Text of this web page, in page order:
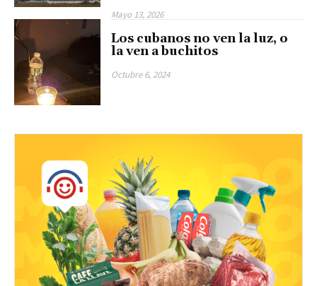
Mayo 13, 2026
Los cubanos no ven la luz, o
la ven a buchitos
Octubre 6, 2024